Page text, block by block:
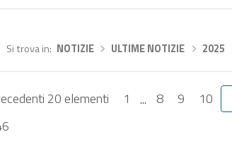
Si trova in NOTIZIE› ULTIME NOTIZIE 2025
20 elementi 1 ... 8 9 10